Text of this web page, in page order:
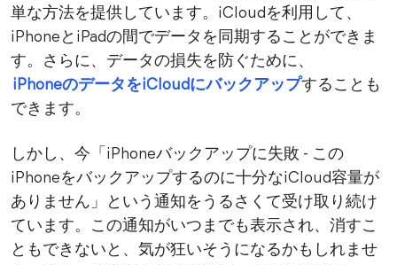
単な方法を提供しています。iCloudを利用して、
iPhoneとiPadの間でデータを同期することができま
す。さらに、データの損失を防ぐために、
iPhoneのデータをiCloudにバックアップすることも
できます。
しかし、今「iPhoneバックアップに失敗 - この
iPhoneをバックアップするのに十分なiCloud容量が
ありません」という通知をうるさくて受け取り続け
ています。この通知がいつまでも表示され、消すこ
ともできないと、気が狂いそうになるかもしれませ